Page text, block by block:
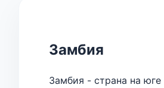
Замбия
Замбия - страна на